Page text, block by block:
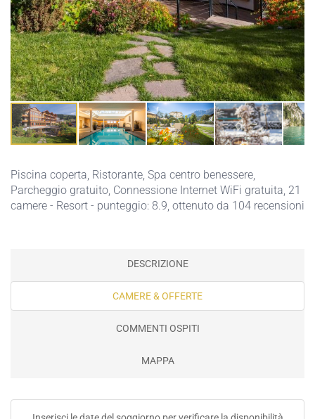
Piscina coperta, Ristorante, Spa centro benessere,
Parcheggio gratuito, Connessione Internet WiFi gratuita, 21
camere - Resort - punteggio: 8.9, ottenuto da 104 recensioni
DESCRIZIONE
CAMERE & OFFERTE
COMMENTI OSPITI
MAPPA